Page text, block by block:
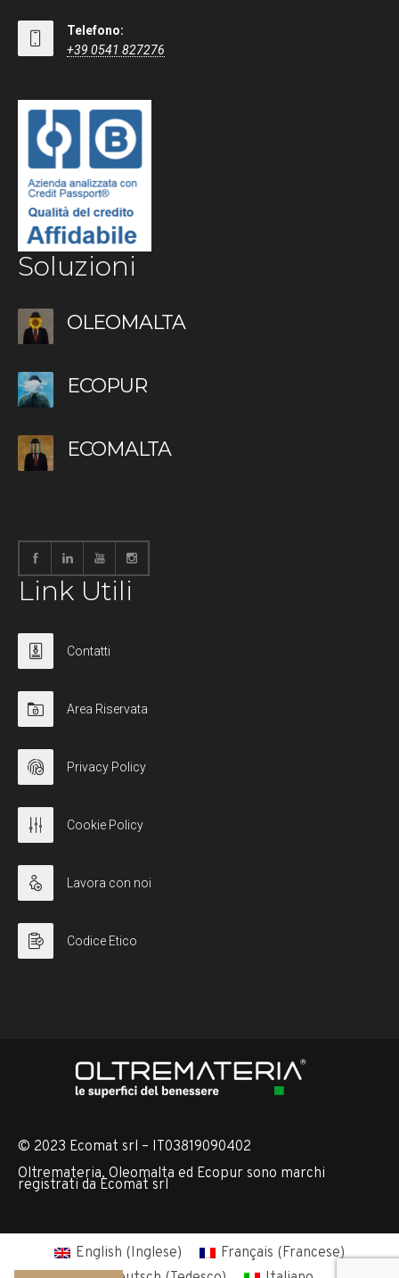
Telefono:
+39 0541 827276
Soluzioni
OLEOMALTA
ECOPUR
ECOMALTA
Link Utili
Contatti
Area Riservata
Privacy Policy
Cookie Policy
Lavora con noi
Codice Etico
© 2023 Ecomat srl – IT03819090402
Oltremateria, Oleomalta ed Ecopur sono marchi
registrati da Ecomat srl
English (Inglese) Français (Francese)